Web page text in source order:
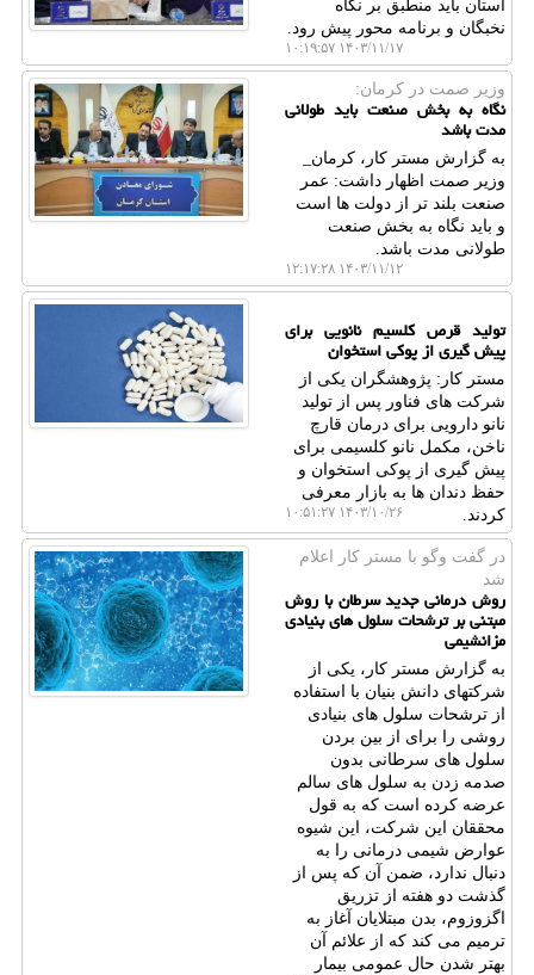
استان باید منطبق بر نگاه
نخبگان و برنامه محور پیش رود.
۱۴۰۳/۱۱/۱۷ ۱۰:۱۹:۵۷
وزیر صمت در كرمان:
نگاه به بخش صنعت باید طولانی
مدت باشد
به گزارش مستر کار، کرمان_
وزیر صمت اظهار داشت: عمر
صنعت بلند تر از دولت ها است
و باید نگاه به بخش صنعت
طولانی مدت باشد.
۱۴۰۳/۱۱/۱۲ ۱۲:۱۷:۲۸
تولید قرص کلسیم نانویی برای
پیش گیری از پوکی استخوان
مستر کار: پژوهشگران یکی از
شرکت های فناور پس از تولید
نانو دارویی برای درمان قارچ
ناخن، مکمل نانو کلسیمی برای
پیش گیری از پوکی استخوان و
حفظ دندان ها به بازار معرفی
کردند.
۱۴۰۳/۱۰/۲۶ ۱۰:۵۱:۲۷
در گفت وگو با مستر كار اعلام
شد
روش درمانی جدید سرطان با روش
مبتنی بر ترشحات سلول های بنیادی
مزانشیمی
به گزارش مستر کار، یکی از
شرکتهای دانش بنیان با استفاده
از ترشحات سلول های بنیادی
روشی را برای از بین بردن
سلول های سرطانی بدون
صدمه زدن به سلول های سالم
عرضه کرده است که به قول
محققان این شرکت، این شیوه
عوارض شیمی درمانی را به
دنبال ندارد، ضمن آن که پس از
گذشت دو هفته از تزریق
اگزوزوم، بدن مبتلایان آغاز به
ترمیم می کند که از علائم آن
بهتر شدن حال عمومی بیمار